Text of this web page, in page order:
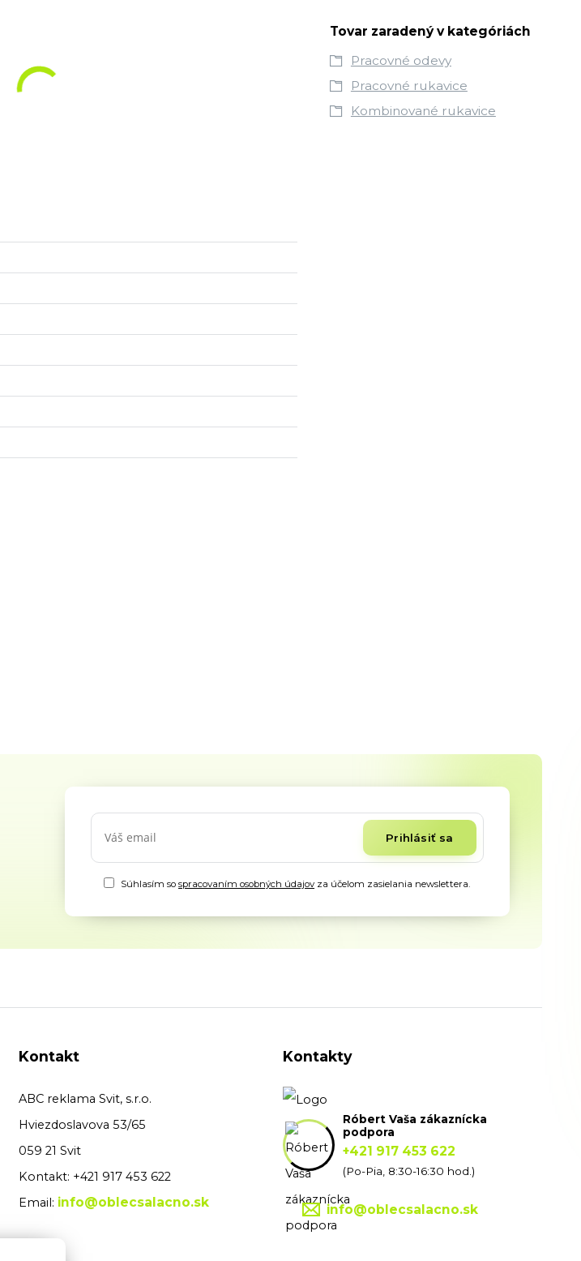
Tovar zaradený v kategóriách
Pracovné odevy
Pracovné rukavice
Kombinované rukavice
Prihlásiť sa
Súhlasím sospracovaním osobných údajov za účelom zasielania newslettera.
Kontakt
ABC reklama Svit, s.r.o.
Hviezdoslavova 53/65
059 21 Svit
Kontakt: +421 917 453 622
Email: info@oblecsalacno.sk
Kontakty
Róbert Vaša zákaznícka
podpora
+421 917 453 622
(Po-Pia, 8:30-16:30 hod.)
info@oblecsalacno.sk